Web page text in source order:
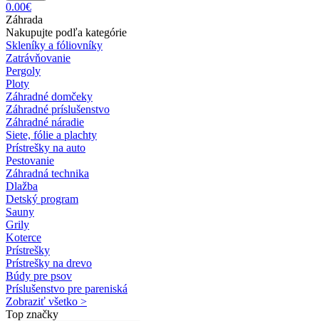
0.00€
Záhrada
Nakupujte podľa kategórie
Skleníky a fóliovníky
Zatrávňovanie
Pergoly
Ploty
Záhradné domčeky
Záhradné príslušenstvo
Záhradné náradie
Siete, fólie a plachty
Prístrešky na auto
Pestovanie
Záhradná technika
Dlažba
Detský program
Sauny
Grily
Koterce
Prístrešky
Prístrešky na drevo
Búdy pre psov
Príslušenstvo pre pareniská
Zobraziť všetko >
Top značky